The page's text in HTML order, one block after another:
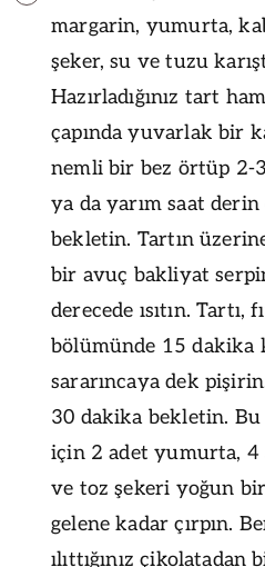
margarin, yumurta,
şeker, su ve tuzu
Hazırladığınız tart
çapında yuvarlak bir
nemli bir bez örtüp 2-
ya da yarım saat
bekletin. Tartın
bir avuç bakliyat
derecede ısıtın. Tartı,
bölümünde 15 dakika
sararıncaya dek
30 dakika bekletin. Bu
için 2 adet yumurta, 4
ve toz şekeri yoğun
gelene kadar çırpın.
ılıttığınız çikolatadan